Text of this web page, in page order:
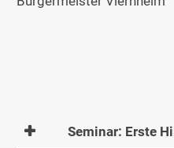
Seminar: Erste